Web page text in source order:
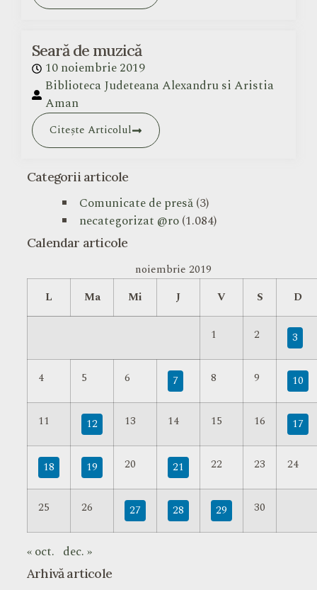
Seară de muzică
10 noiembrie 2019
Biblioteca Judeteana Alexandru si Aristia
Aman
Citește Articolul
Categorii articole
Comunicate de presă(3)
necategorizat @ro(1.084)
Calendar articole
noiembrie 2019
L
Ma Mi J V S D
1 2 3
4 5 6 7 8 9 10
11 12 13 14 15 16 17
18 19 20 21 22 23 24
25 26 27 28 29 30
« oct. dec. »
Arhivă articole